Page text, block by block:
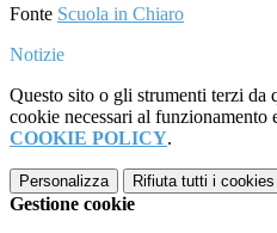
Fonte Scuola in Chiaro
Notizie
Questo sito o gli strumenti terzi da
cookie necessari al
COOKIE POLICY.
Personalizza Rifiuta tutti i cookies
Gestione cookie